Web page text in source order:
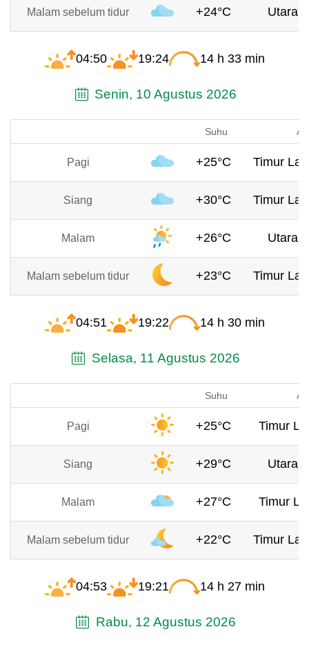
Malam sebelum tidur +24°C Utara,
04:50 19:24 14 h 33 min
Senin, 10 Agustus 2026
Suhu
Pagi +25°C Timur
Siang +30°C Timur
Malam +26°C Utara,
Malam sebelum tidur +23°C Timur
04:51 19:22 14 h 30 min
Selasa, 11 Agustus 2026
Suhu
Pagi +25°C Timur
Siang +29°C Utara,
Malam +27°C Timur
Malam sebelum tidur +22°C Timur
04:53 19:21 14 h 27 min
Rabu, 12 Agustus 2026